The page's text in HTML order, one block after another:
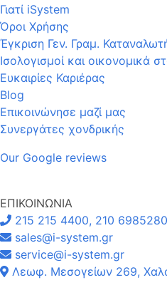
Γιατί iSystem
Όροι Χρήσης
Έγκριση Γεν. Γραμ.
Ισολογισμοί και οικονομικά
Ευκαιρίες Καριέρας
Blog
Επικοινώνησε μαζί μας
Συνεργάτες χονδρικής
Our Google reviews
ΕΠΙΚΟΙΝΩΝΙΑ
215 215 4400, 210
sales@i-system.gr
service@i-system.gr
Λεωφ. Μεσογείων 269,